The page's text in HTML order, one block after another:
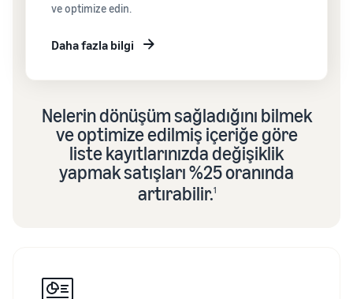
ve optimize edin.
Daha fazla bilgi
Nelerin dönüşüm sağladığını bilmek
ve optimize edilmiş içeriğe göre
liste kayıtlarınızda değişiklik
yapmak satışları %25 oranında
artırabilir.1